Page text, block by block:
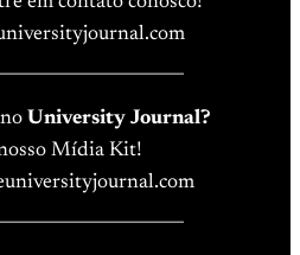
University Journal?
Mídia Kit!